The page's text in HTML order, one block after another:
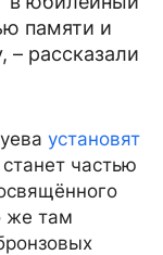
памяти и
рассказали
установят
частью
же там